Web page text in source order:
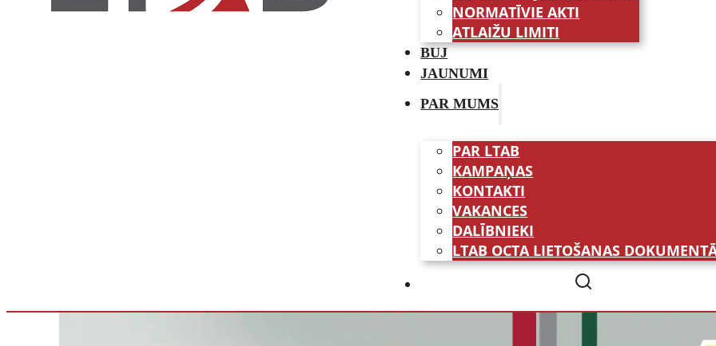
NORMATĪVIE AKTI
ATLAIŽU LIMITI
BUJ
JAUNUMI
PAR MUMS
PAR LTAB
KAMPAŅAS
KONTAKTI
VAKANCES
DALĪBNIEKI
LTAB OCTA LIETOŠANAS